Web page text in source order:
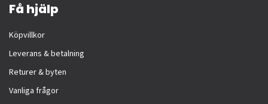
Få hjälp
Köpvillkor
Leverans & betalning
Returer & byten
Vanliga frågor